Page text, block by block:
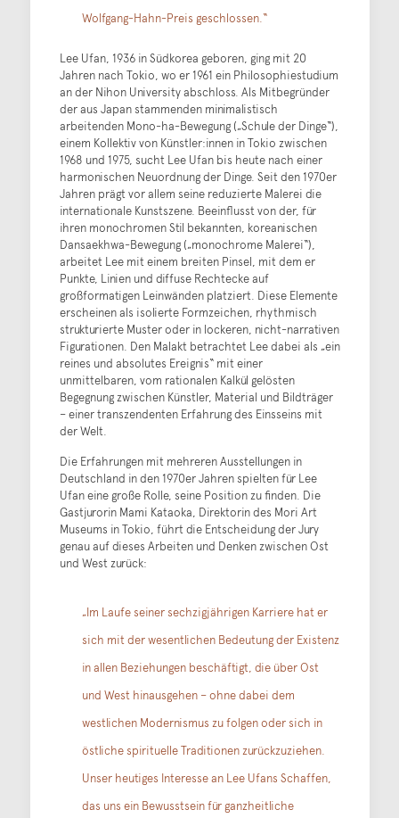
Wolfgang-Hahn-Preis geschlossen.“
Lee Ufan, 1936 in Südkorea geboren, ging mit 20
Jahren nach Tokio, wo er 1961 ein Philosophiestudium
an der Nihon University abschloss. Als Mitbegründer
der aus Japan stammenden minimalistisch
arbeitenden Mono-ha-Bewegung („Schule der Dinge“),
einem Kollektiv von Künstler:innen in Tokio zwischen
1968 und 1975, sucht Lee Ufan bis heute nach einer
harmonischen Neuordnung der Dinge. Seit den 1970er
Jahren prägt vor allem seine reduzierte Malerei die
internationale Kunstszene. Beeinflusst von der, für
ihren monochromen Stil bekannten, koreanischen
Dansaekhwa-Bewegung („monochrome Malerei“),
arbeitet Lee mit einem breiten Pinsel, mit dem er
Punkte, Linien und diffuse Rechtecke auf
großformatigen Leinwänden platziert. Diese Elemente
erscheinen als isolierte Formzeichen, rhythmisch
strukturierte Muster oder in lockeren, nicht-narrativen
Figurationen. Den Malakt betrachtet Lee dabei als „ein
reines und absolutes Ereignis“ mit einer
unmittelbaren, vom rationalen Kalkül gelösten
Begegnung zwischen Künstler, Material und Bildträger
– einer transzendenten Erfahrung des Einsseins mit
der Welt.
Die Erfahrungen mit mehreren Ausstellungen in
Deutschland in den 1970er Jahren spielten für Lee
Ufan eine große Rolle, seine Position zu finden. Die
Gastjurorin Mami Kataoka, Direktorin des Mori Art
Museums in Tokio, führt die Entscheidung der Jury
genau auf dieses Arbeiten und Denken zwischen Ost
und West zurück:
„Im Laufe seiner sechzigjährigen Karriere hat er
sich mit der wesentlichen Bedeutung der Existenz
in allen Beziehungen beschäftigt, die über Ost
und West hinausgehen – ohne dabei dem
westlichen Modernismus zu folgen oder sich in
östliche spirituelle Traditionen zurückzuziehen.
Unser heutiges Interesse an Lee Ufans Schaffen,
das uns ein Bewusstsein für ganzheitliche